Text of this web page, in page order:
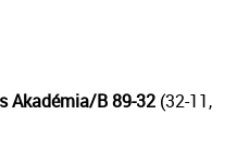
Akadémia/B89-32 (32-11,